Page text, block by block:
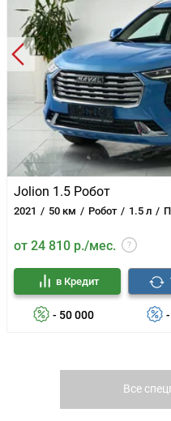
Jolion 1.5 Робот
2021 50 км Робот 1.5 л
от 24 810 р./мес.
- 50 000
в Кредит
Все